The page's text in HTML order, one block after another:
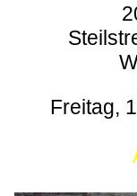
Freitag,